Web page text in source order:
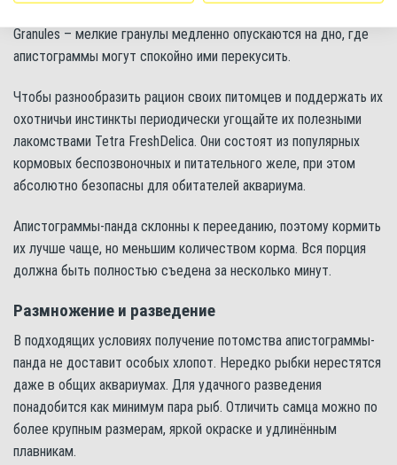
Granules – мелкие гранулы медленно опускаются на дно, где
апистограммы могут спокойно ими перекусить.
Чтобы разнообразить рацион своих питомцев и поддержать их
охотничьи инстинкты периодически угощайте их полезными
лакомствами Tetra FreshDelica. Они состоят из популярных
кормовых беспозвоночных и питательного желе, при этом
абсолютно безопасны для обитателей аквариума.
Апистограммы-панда склонны к перееданию, поэтому кормить
их лучше чаще, но меньшим количеством корма. Вся порция
должна быть полностью съедена за несколько минут.
Размножение и разведение
В подходящих условиях получение потомства апистограммы-
панда не доставит особых хлопот. Нередко рыбки нерестятся
даже в общих аквариумах. Для удачного разведения
понадобится как минимум пара рыб. Отличить самца можно по
более крупным размерам, яркой окраске и удлинённым
плавникам.